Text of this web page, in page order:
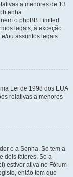
a menores de 13
o phpBB Limited
legais, à exceção
e/ou assuntos legais
Lei de 1998 dos EUA
relativas a menores
e a Senha. Se tem a
dois fatores. Se a
estiver ativa no Fórum
então tem que